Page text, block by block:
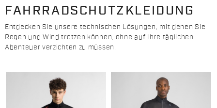
FAHRRADSCHUTZKLEIDUNG
Entdecken Sie unsere technischen Lösungen, mit denen Sie
Regen und Wind trotzen können, ohne auf Ihre täglichen
Abenteuer verzichten zu müssen.